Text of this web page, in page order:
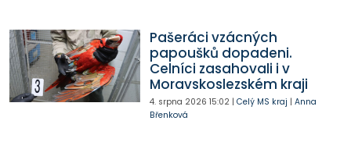
Pašeráci vzácných
papoušků dopadeni.
Celníci zasahovali i v
Moravskoslezském kraji
4. srpna 2026 15:02| Celý MS kraj | Anna
Břenková